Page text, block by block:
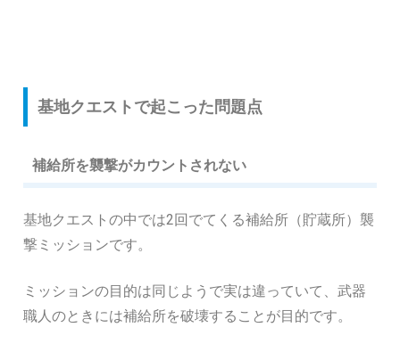
基地クエストで起こった問題点
補給所を襲撃がカウントされない
基地クエストの中では2回でてくる補給所（貯蔵所）襲
撃ミッションです。
ミッションの目的は同じようで実は違っていて、武器
職人のときには補給所を破壊することが目的です。